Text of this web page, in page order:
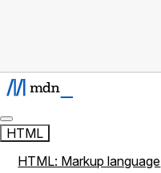
HTML
HTML: Markup language